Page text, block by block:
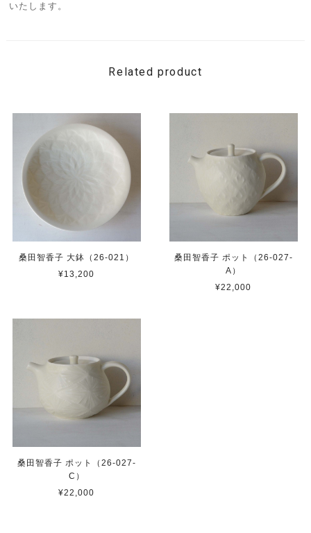
いたします。
Related product
桑田智香子 大鉢（26-021）
¥13,200
桑田智香子 ポット（26-027-
A）
¥22,000
桑田智香子 ポット（26-027-
C）
¥22,000